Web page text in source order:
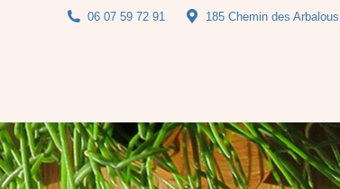
06 07 59 72 91 185 Chemin des